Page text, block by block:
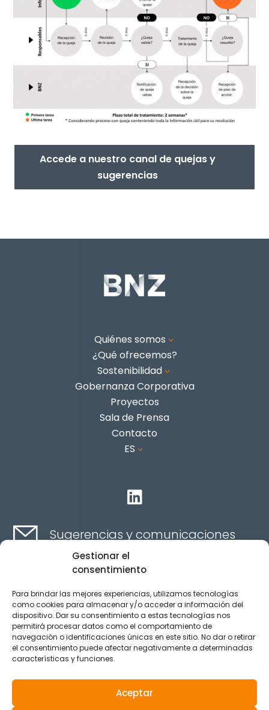
Gestionar el
consentimiento
Para brindar las mejores experiencias, utilizamos tecnologías
como cookies para almacenar y/o acceder a información del
dispositivo. Dar su consentimiento a estas tecnologías nos
permitirá procesar datos como el comportamiento de
navegación o identificaciones únicas en este sitio. No dar o retirar
el consentimiento puede afectar negativamente a determinadas
características y funciones.
Aceptar
Accede a nuestro canal de quejas y
sugerencias
Quiénes somos 3
¿Qué ofrecemos?
Sostenibilidad 3
Gobernanza Corporativa
Proyectos
Sala de Prensa
Contacto
ES 3

Sugerencias y comunicaciones
Canal Ético
Aviso legal
Política de privacidad
Política de Cookies